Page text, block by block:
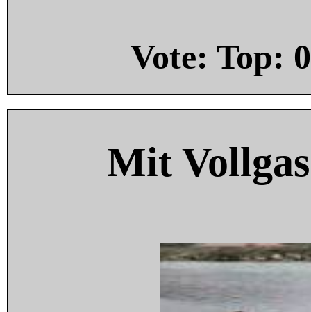
Vote: Top: 0
Mit